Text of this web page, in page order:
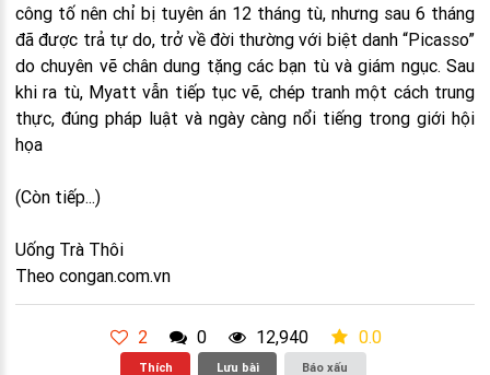
công tố nên chỉ bị tuyên án 12 tháng tù, nhưng sau 6 tháng
đã được trả tự do, trở về đời thường với biệt danh “Picasso”
do chuyên vẽ chân dung tặng các bạn tù và giám ngục. Sau
khi ra tù, Myatt vẫn tiếp tục vẽ, chép tranh một cách trung
thực, đúng pháp luật và ngày càng nổi tiếng trong giới hội
họa
(Còn tiếp...)
Uống Trà Thôi
Theo congan.com.vn
2 0 12,940 0.0
Thích Lưu bài Báo xấu